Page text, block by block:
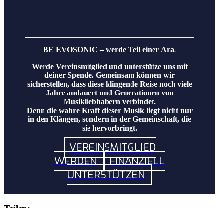
BE EVOSONIC – werde Teil einer Ära.
Werde Vereinsmitglied und unterstütze uns mit
deiner Spende. Gemeinsam können wir
sicherstellen, dass diese klingende Reise noch viele
Jahre andauert und Generationen von
Musikliebhabern verbindet.
Denn die wahre Kraft dieser Musik liegt nicht nur
in den Klängen, sondern in der Gemeinschaft, die
sie hervorbringt.
VEREINSMITGLIED
WERDEN
FINANZIELL
UNTERSTÜTZEN